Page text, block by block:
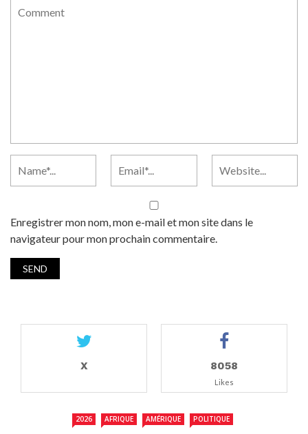
Enregistrer mon nom, mon e-mail et mon site dans le
navigateur pour mon prochain commentaire.
X 8058
Likes
2026 AFRIQUE AMÉRIQUE POLITIQUE